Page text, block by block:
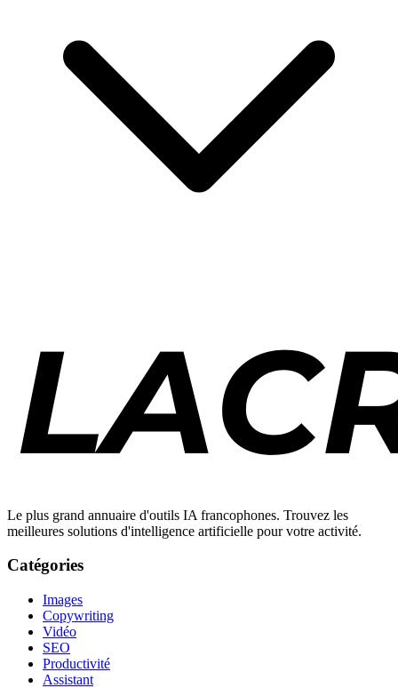
Le plus grand annuaire d'outils IA francophones. Trouvez les
meilleures solutions d'intelligence artificielle pour votre activité.
Catégories
Images
Copywriting
Vidéo
SEO
Productivité
Assistant